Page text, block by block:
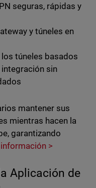
seguras, rápidas y
y túneles en
túneles basados
integración sin
mantener sus
mientras hacen la
garantizando
>
Aplicación de